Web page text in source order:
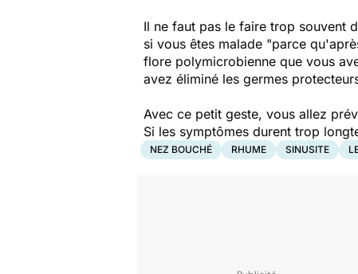
Il ne faut pas le faire trop souvent
si vous êtes malade "parce
flore polymicrobienne que vous
avez éliminé les germes
Avec ce petit geste, vous allez
Si les symptômes durent trop
NEZ BOUCHÉ RHUME SINUSITE